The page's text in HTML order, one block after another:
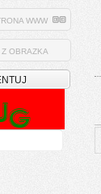
WWW
OBRAZKA